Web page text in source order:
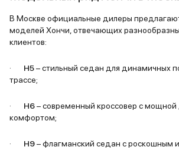
В Москве официальные дилеры
моделей Хончи, отвечающих
клиентов:
· H5– стильный седан для динамичных
трассе;
· H6– современный кроссовер с
комфортом;
· H9– флагманский седан с роскошным